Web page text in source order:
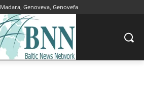
Madara, Genoveva, Genovefa